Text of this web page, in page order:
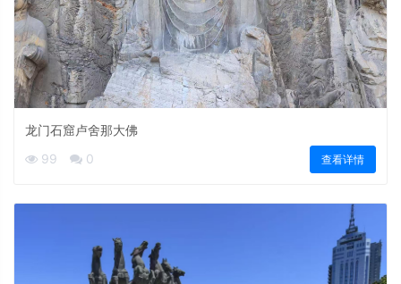
龙门石窟卢舍那大佛
99
0 查看详情